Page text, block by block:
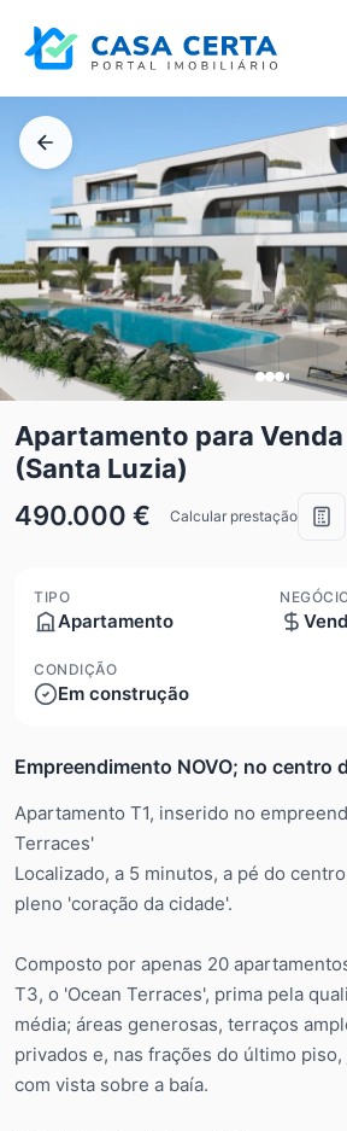
Apartamento para
(Santa Luzia)
490.000 €
Calcular prestação
TIPO
Apartamento
CONDIÇÃO
Em construção
Empreendimento NOVO; no centro
Apartamento T1, inserido no
Terraces'
Localizado, a 5 minutos, a pé do
pleno 'coração da cidade'.
Composto por apenas 20
T3, o 'Ocean Terraces', prima pela
média; áreas generosas, terraços
privados e, nas frações do último
com vista sobre a baía.